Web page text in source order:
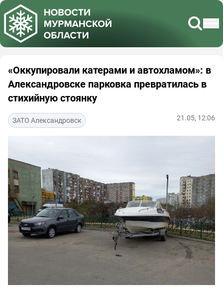
«Оккупировали катерами и автохламом»: в
Александровске парковка превратилась в
стихийную стоянку
ЗАТО Александровск 21.05, 12:06